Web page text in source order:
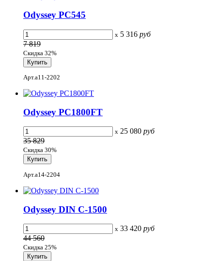
Odyssey PC545
x 5 316 руб
7 819
Скидка 32%
Арт.a11-2202
Odyssey PC1800FT
x 25 080 руб
35 829
Скидка 30%
Арт.a14-2204
Odyssey DIN C-1500
x 33 420 руб
44 560
Скидка 25%